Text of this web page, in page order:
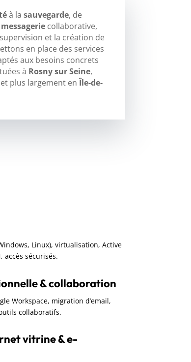
à la sauvegarde, de
messageriecollaborative,
et la création de
en place des services
aux besoins concrets
à Rosny sur Seine,
plus largement enÎle-de-
Linux), virtualisation, Active
accès sécurisés.
& collaboration
Workspace, migration d’email,
collaboratifs.
vitrine & e-